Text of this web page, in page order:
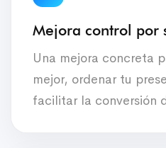
Mejora control por
Una mejora concreta
mejor, ordenar tu
facilitar la conversión